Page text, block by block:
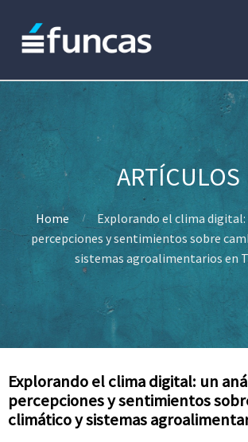
Home
Explorando el clima digital:
percepciones y sentimientos sobre
sistemas agroalimentarios en
Explorando el clima digital: un
percepciones y sentimientos
climático y sistemas